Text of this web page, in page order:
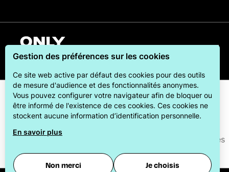
Français
ONLYLYON Tourisme et Congrès s'engage auprès de ses
visiteurs pour leur offrir le meilleur des séjours.
Gestion des préférences sur les cookies
Ce site web active par défaut des cookies pour des outils
de mesure d'audience et des fonctionnalités anonymes.
Vous pouvez configurer votre navigateur afin de bloquer ou
être informé de l'existence de ces cookies. Ces cookies ne
stockent aucune information d’identification personnelle.
En savoir plus
Non merci Je choisis